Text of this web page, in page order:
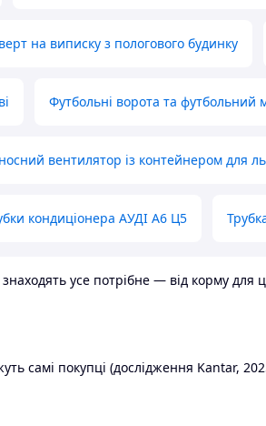
на виписку з пологового будинку
Футбольні ворота та футбольний
вентилятор із контейнером для
кондиціонера АУДІ А6 Ц5
усе потрібне — від корму для
самі покупці (дослідження Kantar,